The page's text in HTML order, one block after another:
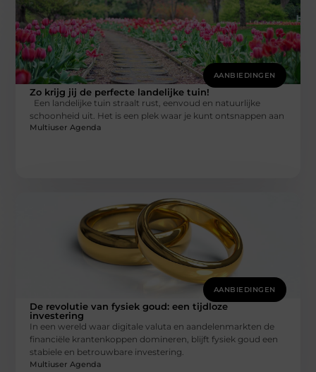
AANBIEDINGEN
Zo krijg jij de perfecte landelijke tuin!
Een landelijke tuin straalt rust, eenvoud en natuurlijke
schoonheid uit. Het is een plek waar je kunt ontsnappen aan
Multiuser Agenda
AANBIEDINGEN
De revolutie van fysiek goud: een tijdloze
investering
In een wereld waar digitale valuta en aandelenmarkten de
financiële krantenkoppen domineren, blijft fysiek goud een
stabiele en betrouwbare investering.
Multiuser Agenda